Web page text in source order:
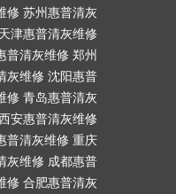
修 苏州惠普清灰
天津惠普清灰维修
普清灰维修 郑州
灰维修 沈阳惠普
修 青岛惠普清灰
安惠普清灰维修
普清灰维修 重庆
灰维修 成都惠普
修 合肥惠普清灰